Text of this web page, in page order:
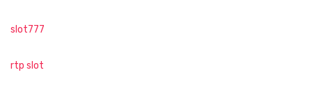
slot777
rtp slot